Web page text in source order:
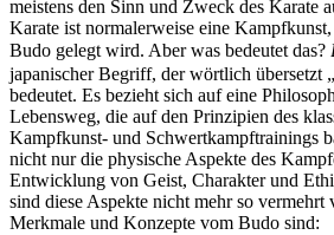
meistens den Sinn und Zweck des Karate
Karate ist normalerweise eine
Budo gelegt wird. Aber was bedeutet das?
japanischer Begriff, der wörtlich übersetzt
bedeutet. Es bezieht sich auf eine
Lebensweg, die auf den Prinzipien des
Kampfkunst- und Schwertkampftrainings
nicht nur die physische Aspekte des
Entwicklung von Geist, Charakter und
sind diese Aspekte nicht mehr so vermehrt
Merkmale und Konzepte vom Budo sind: